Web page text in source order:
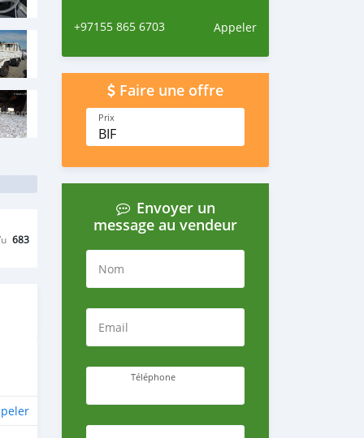
683
+97155 865 6703 Appeler
Faire une offre
Prix
BIF
Envoyer un
message au vendeur
Nom
Email
Téléphone